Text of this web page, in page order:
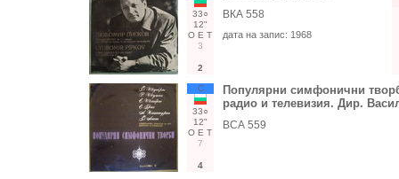
33○
12"
О Е Т
3
2
ВКА 558
дата на запис: 1968
С
33○
12"
О Е Т
7
4
Популярни симфонични
радио и телевизия. Дир.
ВСА 559